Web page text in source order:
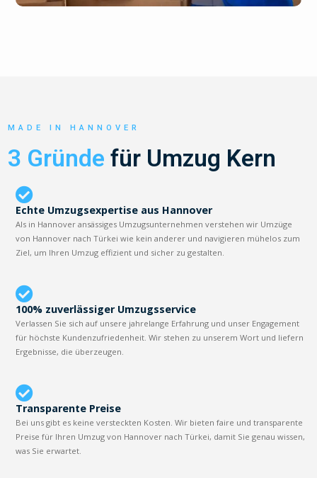
MADE IN HANNOVER
3 Gründe für Umzug Kern
Echte Umzugsexpertise aus Hannover
Als in Hannover ansässiges Umzugsunternehmen verstehen wir Umzüge
von Hannover nach Türkei wie kein anderer und navigieren mühelos zum
Ziel, um Ihren Umzug effizient und sicher zu gestalten.
100% zuverlässiger Umzugsservice
Verlassen Sie sich auf unsere jahrelange Erfahrung und unser Engagement
für höchste Kundenzufriedenheit. Wir stehen zu unserem Wort und liefern
Ergebnisse, die überzeugen.
Transparente Preise
Bei uns gibt es keine versteckten Kosten. Wir bieten faire und transparente
Preise für Ihren Umzug von Hannover nach Türkei, damit Sie genau wissen,
was Sie erwartet.